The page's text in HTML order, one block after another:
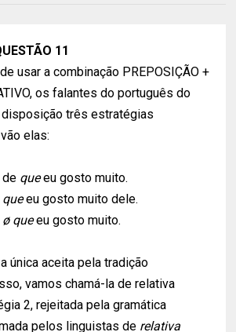
11
usar a combinação PREPOSIÇÃO +
os falantes do português do
disposição três estratégias
elas:
de queeu gosto muito.
queeu gosto muito dele.
ø queeu gosto muito.
única aceita pela tradição
vamos chamá-la de relativa
2, rejeitada pela gramática
pelos linguistas de relativa